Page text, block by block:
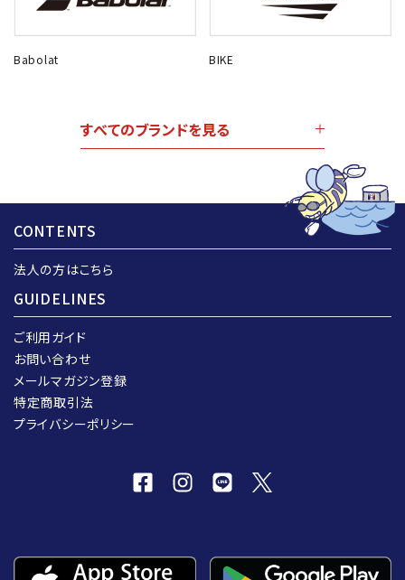
Babolat BIKE
すべてのブランドを見る
CONTENTS
法人の方はこちら
GUIDELINES
ご利用ガイド
お問い合わせ
メールマガジン登録
特定商取引法
プライバシーポリシー